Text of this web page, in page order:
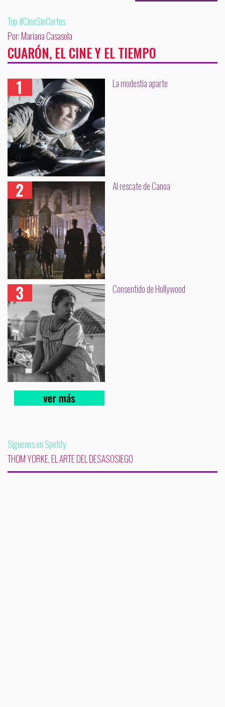
Top #CineSinCortes
Por: Mariana Casasola
CUARÓN, EL CINE Y EL TIEMPO
La modestia aparte
Al rescate de Canoa
Consentido de Hollywood
Síguenos en Spotify
THOM YORKE, EL ARTE DEL DESASOSIEGO